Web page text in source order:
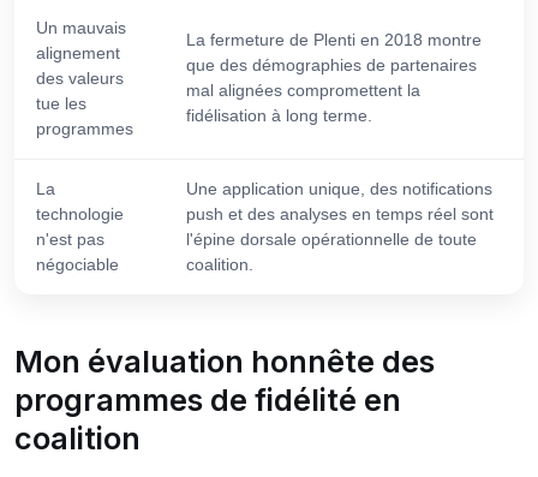
Un mauvais
alignement
des valeurs
tue les
programmes
La fermeture de Plenti en 2018 montre
que des démographies de partenaires
mal alignées compromettent la
fidélisation à long terme.
La
technologie
n'est pas
négociable
Une application unique, des notifications
push et des analyses en temps réel sont
l'épine dorsale opérationnelle de toute
coalition.
Mon évaluation honnête des
programmes de fidélité en
coalition